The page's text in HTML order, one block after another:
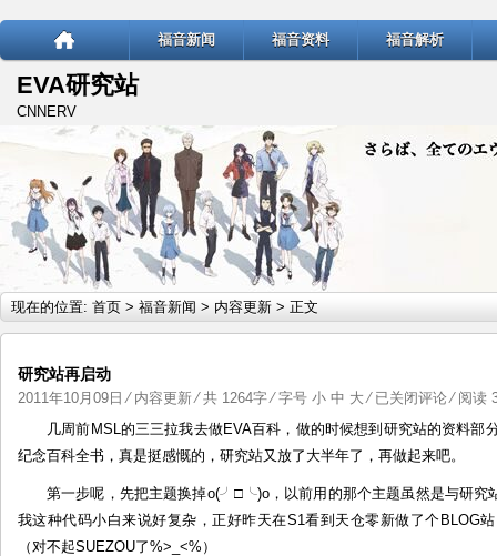
福音新闻 福音资料 福音解析
EVA研究站
CNNERV
现在的位置: 首页 > 福音新闻 > 内容更新 > 正文
研究站再启动
2011年10月09日 ⁄ 内容更新⁄ 共 1264字 ⁄ 字号 小 中 大 ⁄ 研
究
站
启
动
已关闭评论⁄ 阅读
几周前MSL的三三拉我去做EVA百科，做的时候想到研究站的资料部
纪念百科全书，真是挺感慨的，研究站又放了大半年了，再做起来吧。
第一步呢，先把主题换掉o(╯□╰)o，以前用的那个主题虽然是与研究
我这种代码小白来说好复杂，正好昨天在S1看到天仓零新做了个BLOG
（对不起SUEZOU了%>_<%）